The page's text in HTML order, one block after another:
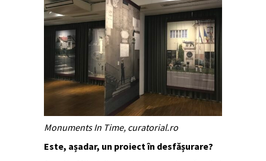
Monuments In Time, curatorial.ro
Este, așadar, un proiect în desfășurare?